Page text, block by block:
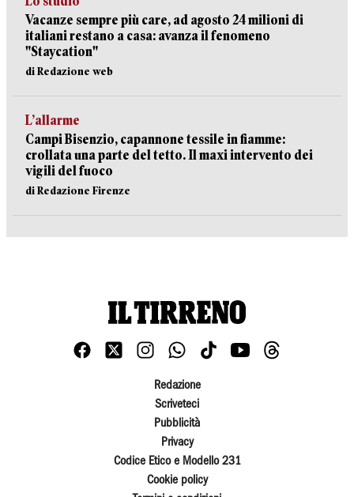
Vacanze sempre più care, ad agosto 24 milioni di
italiani restano a casa: avanza il fenomeno
"Staycation"
di Redazione web
L’allarme
Campi Bisenzio, capannone tessile in fiamme:
crollata una parte del tetto. Il maxi intervento dei
vigili del fuoco
di Redazione Firenze
Redazione
Scriveteci
Pubblicità
Privacy
Codice Etico e Modello 231
Cookie policy